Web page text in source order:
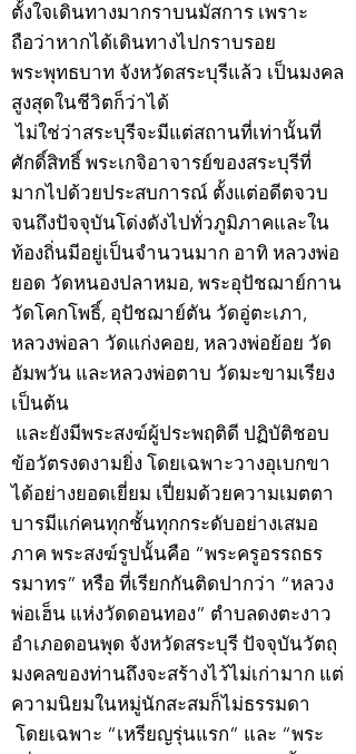
ตั้งใจเดินทางมากราบนมัสการ เพราะ
ถือว่าหากได้เดินทางไปกราบรอย
พระพุทธบาท จังหวัดสระบุรีแล้ว เป็นมงคล
สูงสุดในชีวิตก็ว่าได้
ไม่ใช่ว่าสระบุรีจะมีแต่สถานที่เท่านั้นที่
ศักดิ์สิทธิ์ พระเกจิอาจารย์ของสระบุรีที่
มากไปด้วยประสบการณ์ ตั้งแต่อดีตจวบ
จนถึงปัจจุบันโด่งดังไปทั่วภูมิภาคและใน
ท้องถิ่นมีอยู่เป็นจำนวนมาก อาทิ หลวงพ่อ
ยอด วัดหนองปลาหมอ, พระอุปัชฌาย์กาน
วัดโคกโพธิ์, อุปัชฌาย์ตัน วัดอู่ตะเภา,
หลวงพ่อลา วัดแก่งคอย, หลวงพ่อย้อย วัด
อัมพวัน และหลวงพ่อตาบ วัดมะขามเรียง
เป็นต้น
และยังมีพระสงฆ์ผู้ประพฤติดี ปฏิบัติชอบ
ข้อวัตรงดงามยิ่ง โดยเฉพาะวางอุเบกขา
ได้อย่างยอดเยี่ยม เปี่ยมด้วยความเมตตา
บารมีแก่คนทุกชั้นทุกกระดับอย่างเสมอ
ภาค พระสงฆ์รูปนั้นคือ “พระครูอรรถธร
รมาทร” หรือ ที่เรียกกันติดปากว่า “หลวง
พ่อเฮ็น แห่งวัดดอนทอง” ตำบลดงตะงาว
อำเภอดอนพุด จังหวัดสระบุรี ปัจจุบันวัตถุ
มงคลของท่านถึงจะสร้างไว้ไม่เก่ามาก แต่
ความนิยมในหมู่นักสะสมก็ไม่ธรรมดา
โดยเฉพาะ “เหรียญรุ่นแรก” และ “พระ